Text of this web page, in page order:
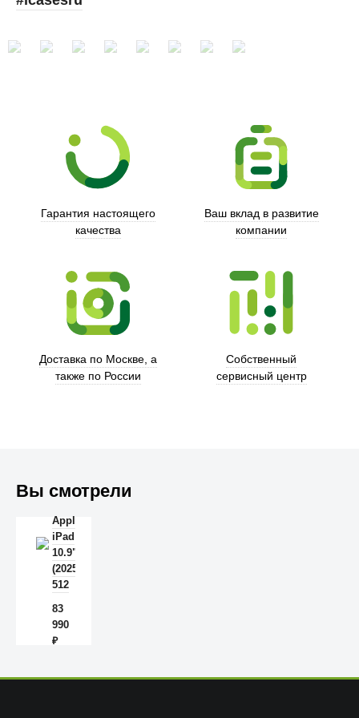
Гарантия настоящего
качества
Ваш вклад в развитие
компании
Доставка по Москве, а
также по России
Собственный
сервисный центр
Вы смотрели
Apple
iPad
10.9"
(2025)
512
83
990
₽